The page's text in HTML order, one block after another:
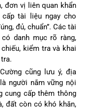
đơn vị liên quan khẩn
tài liệu ngay cho
đủ, chuẩn”. Các tài
danh mục rõ ràng,
kiểm tra và khai
cũng lưu ý, địa
người nắm vững nội
cung cấp thêm thông
đất còn có khó khăn,